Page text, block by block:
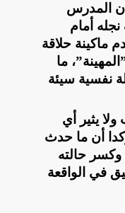
المدرس
أمام
ماكينة حلاقة
ما
نفسية سيئة
يثير أي
أن ما حدث
حالته
في الواقعة